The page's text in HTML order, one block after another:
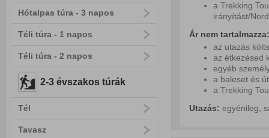
Hótalpas túra - 3 napos
Téli túra - 1 napos
Téli túra - 2 napos
2-3 évszakos túrák
Tél
Tavasz
a Trekking
irányítást/
Ár nem tartalmazza:
az utazás
az étkezésed
egyéb
a baleset és
a Trekking
Utazás: egyénileg,